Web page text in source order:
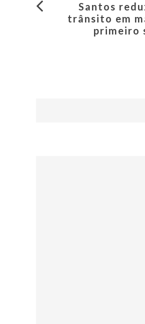
Santos
trânsito em
primeiro